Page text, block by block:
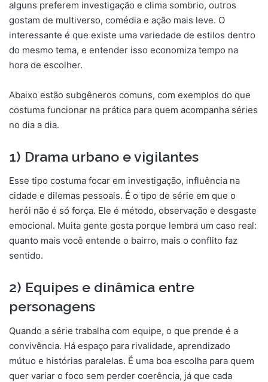
alguns preferem investigação e clima sombrio, outros
gostam de multiverso, comédia e ação mais leve. O
interessante é que existe uma variedade de estilos dentro
do mesmo tema, e entender isso economiza tempo na
hora de escolher.
Abaixo estão subgêneros comuns, com exemplos do que
costuma funcionar na prática para quem acompanha séries
no dia a dia.
1) Drama urbano e vigilantes
Esse tipo costuma focar em investigação, influência na
cidade e dilemas pessoais. É o tipo de série em que o
herói não é só força. Ele é método, observação e desgaste
emocional. Muita gente gosta porque lembra um caso real:
quanto mais você entende o bairro, mais o conflito faz
sentido.
2) Equipes e dinâmica entre
personagens
Quando a série trabalha com equipe, o que prende é a
convivência. Há espaço para rivalidade, aprendizado
mútuo e histórias paralelas. É uma boa escolha para quem
quer variar o foco sem perder coerência, já que cada